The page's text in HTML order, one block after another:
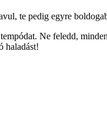
te pedig egyre
Ne feledd,
haladást!